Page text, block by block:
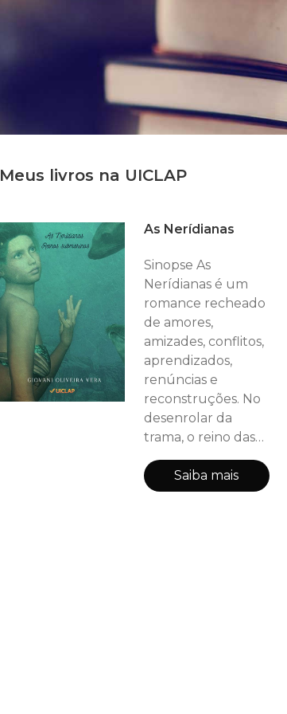
Meus livros na UICLAP
As Nerídianas
Sinopse As
Nerídianas é um
romance recheado
de amores,
amizades, conflitos,
aprendizados,
renúncias e
reconstruções. No
desenrolar da
trama, o reino das
sereias abissíanas,
que vivem nas
águas profundas
Saiba mais